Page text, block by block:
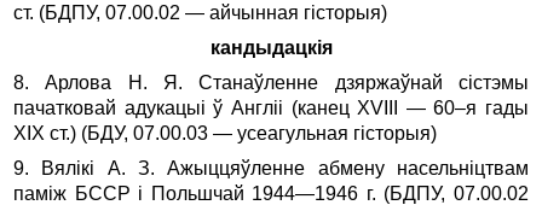
ст. (БДПУ, 07.00.02 — айчынная гісторыя)
кандыдацкія
8. Арлова Н. Я. Станаўленне дзяржаўнай сістэмы
пачатковай адукацыі ў Англіі (канец ХVIII — 60–я гады
XIX ст.) (БДУ, 07.00.03 — усеагульная гісторыя)
9. Вялікі А. З. Ажыццяўленне абмену насельніцтвам
паміж БССР і Польшчай 1944—1946 г. (БДПУ, 07.00.02